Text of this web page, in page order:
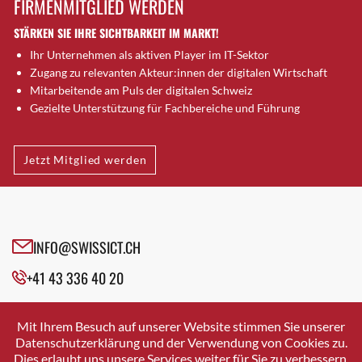
Brütten
Bubendorf
Bubikon
Buchs (SG)
Burgdorf
Bülach
Cazis
Cham
Davos Platz
Davos Platz 1
Dietikon
Dietlikon
FIRMENMITGLIED WERDEN
STÄRKEN SIE IHRE SICHTBARKEIT IM MARKT!
Ihr Unternehmen als aktiven Player im IT-Sektor
Zugang zu relevanten Akteur:innen der digitalen Wirtschaft
Mitarbeitende am Puls der digitalen Schweiz
Gezielte Unterstützung für Fachbereiche und Führung
Jetzt Mitglied werden
INFO@SWISSICT.CH
+41 43 336 40 20
SWISSICT
VULKANSTRASSE 120
8048 ZURICH
Mit Ihrem Besuch auf unserer Website stimmen Sie unserer
Datenschutzerklärung und der Verwendung von Cookies zu.
Dies erlaubt uns unsere Services weiter für Sie zu verbessern.